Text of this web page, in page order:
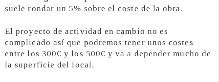
suele rondar un 5% sobre el coste de la obra.
El proyecto de actividad en cambio no es
complicado así que podremos tener unos costes
entre los 300€ y los 500€ y va a depender mucho de
la superficie del local.